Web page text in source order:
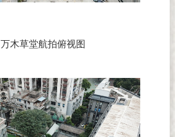
万木草堂航拍俯视图